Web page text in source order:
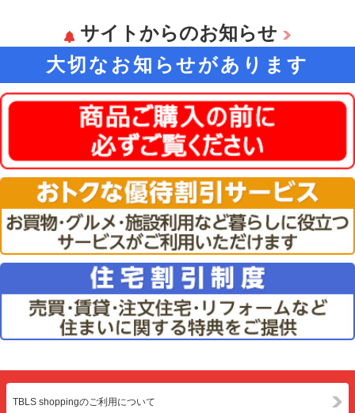
サイトからのお知らせ
大切なお知らせがあります
TBLS shoppingのご利用について